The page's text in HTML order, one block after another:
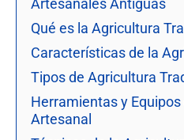
Qué es la Agricultura
Características de la
Tipos de Agricultura
Herramientas y
Artesanal